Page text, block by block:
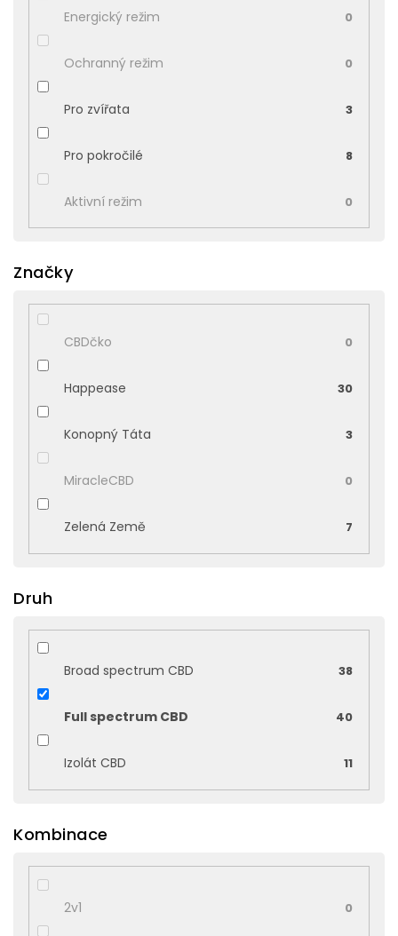
Energický režim 0
Ochranný režim 0
Pro zvířata 3
Pro pokročilé 8
Aktivní režim 0
Značky
CBDčko 0
Happease 30
Konopný Táta 3
MiracleCBD 0
Zelená Země 7
Druh
Broad spectrum CBD 38
Full spectrum CBD 40
Izolát CBD 11
Kombinace
2v1 0